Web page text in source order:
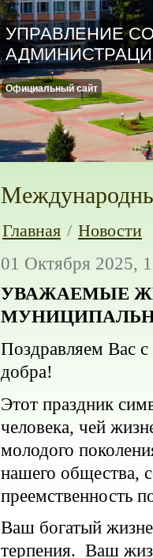
УПРАВЛЕНИЕ
Официальный сайт
Главная / Новости
01 Октября 2025,
УВАЖАЕМЫЕ
Поздравляем Вас
добра!
Этот праздник
человека, чей
молодого
нашего общества,
преемственность
Ваш богатый
терпения. Ваш